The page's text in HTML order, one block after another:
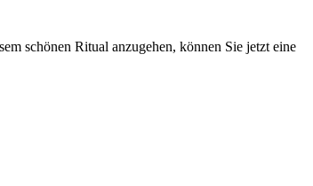
schönen Ritual anzugehen, können Sie jetzt eine